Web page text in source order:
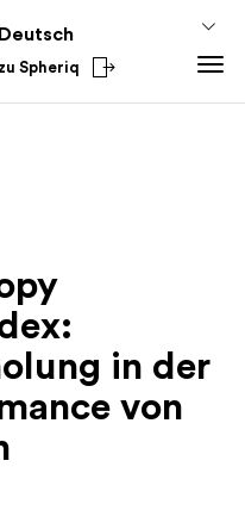
Deutsch
zu Spheriq
in der
von